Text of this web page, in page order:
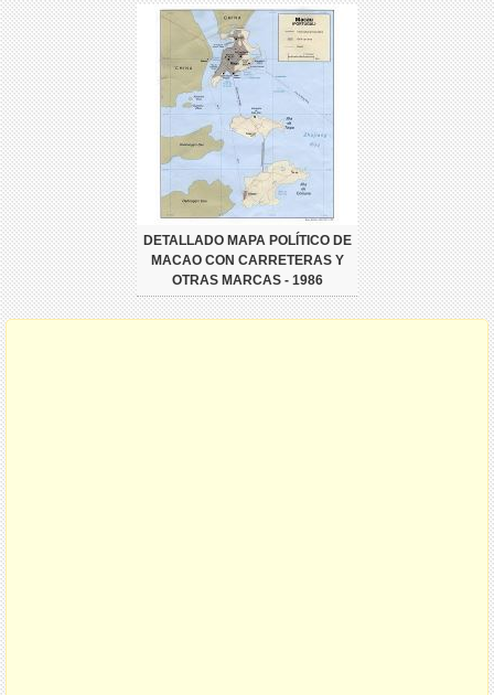
DETALLADO MAPA POLÍTICO DE
MACAO CON CARRETERAS Y
OTRAS MARCAS - 1986